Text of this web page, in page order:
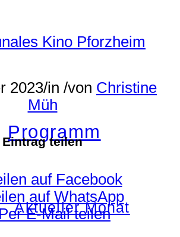
Programm
Aktueller Monat
2023/in /von Christine
Müh
Eintrag teilen
auf Facebook
auf WhatsApp
Per E-Mail teilen